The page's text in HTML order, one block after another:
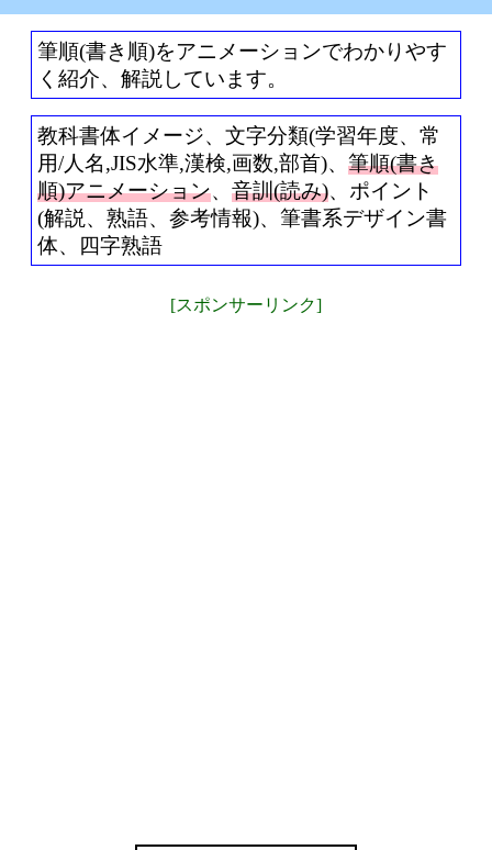
筆順(書き順)をアニメーションでわかりやす
く紹介、解説しています。
教科書体イメージ、文字分類(学習年度、常
用/人名,JIS水準,漢検,画数,部首)、 筆順(書き
順)アニメーション、 音訓(読み)、ポイント
(解説、熟語、参考情報)、筆書系デザイン書
体、四字熟語
[スポンサーリンク]